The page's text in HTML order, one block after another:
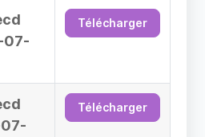
07-
Télécharger
07-
Télécharger